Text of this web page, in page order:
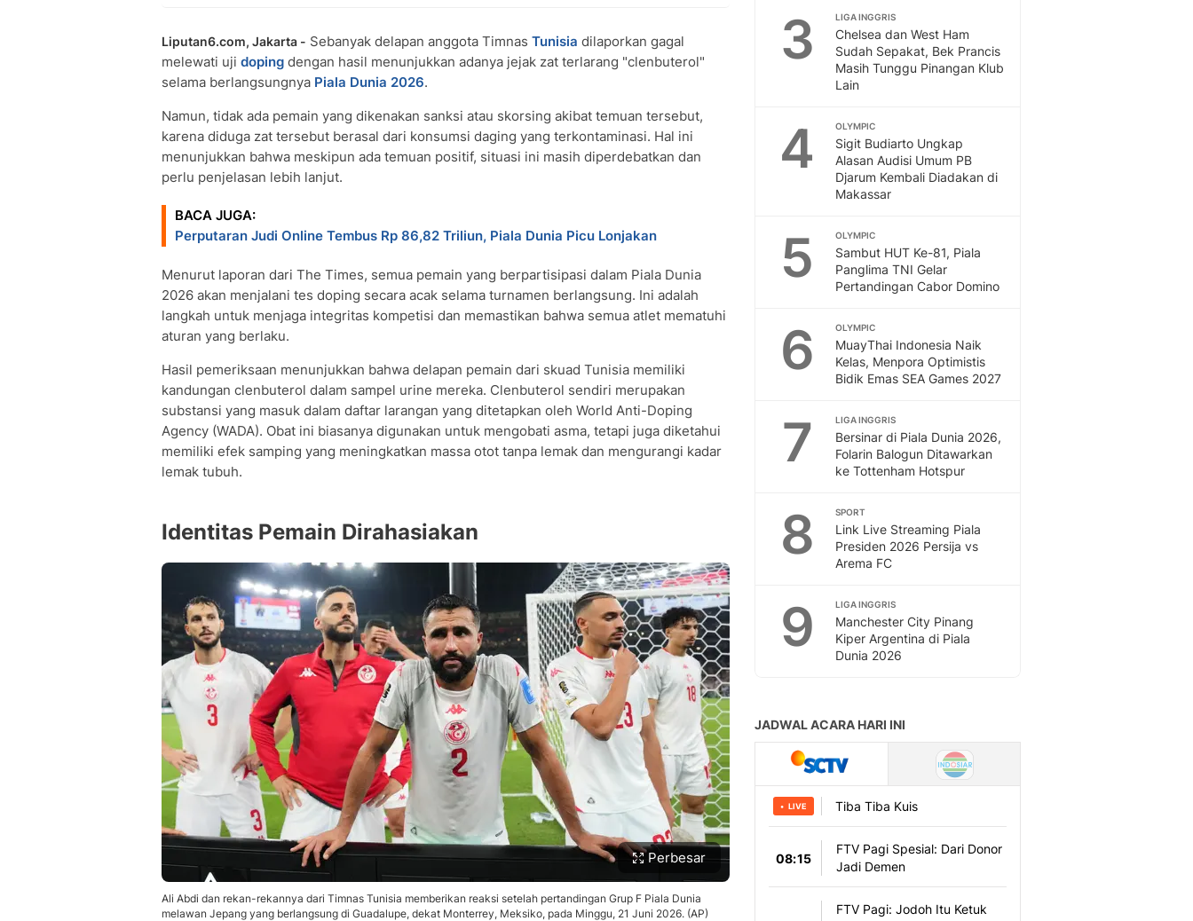
Liputan6.com, Jakarta - Sebanyak delapan anggota Timnas Tunisia dilaporkan gagal
melewati uji doping dengan hasil menunjukkan adanya jejak zat terlarang "clenbuterol"
selama berlangsungnya Piala Dunia 2026.
Namun, tidak ada pemain yang dikenakan sanksi atau skorsing akibat temuan tersebut,
karena diduga zat tersebut berasal dari konsumsi daging yang terkontaminasi. Hal ini
menunjukkan bahwa meskipun ada temuan positif, situasi ini masih diperdebatkan dan
perlu penjelasan lebih lanjut.
BACA JUGA:
Perputaran Judi Online Tembus Rp 86,82 Triliun, Piala Dunia Picu Lonjakan
Menurut laporan dari The Times, semua pemain yang berpartisipasi dalam Piala Dunia
2026 akan menjalani tes doping secara acak selama turnamen berlangsung. Ini adalah
langkah untuk menjaga integritas kompetisi dan memastikan bahwa semua atlet mematuhi
aturan yang berlaku.
Hasil pemeriksaan menunjukkan bahwa delapan pemain dari skuad Tunisia memiliki
kandungan clenbuterol dalam sampel urine mereka. Clenbuterol sendiri merupakan
substansi yang masuk dalam daftar larangan yang ditetapkan oleh World Anti-Doping
Agency (WADA). Obat ini biasanya digunakan untuk mengobati asma, tetapi juga diketahui
memiliki efek samping yang meningkatkan massa otot tanpa lemak dan mengurangi kadar
lemak tubuh.
Identitas Pemain Dirahasiakan
Perbesar
Ali Abdi dan rekan-rekannya dari Timnas Tunisia memberikan reaksi setelah pertandingan Grup F Piala Dunia
melawan Jepang yang berlangsung di Guadalupe, dekat Monterrey, Meksiko, pada Minggu, 21 Juni 2026. (AP)
3 LIGA INGGRIS
Chelsea dan West Ham
Sudah Sepakat, Bek Prancis
Masih Tunggu Pinangan Klub
Lain
4 OLYMPIC
Sigit Budiarto Ungkap
Alasan Audisi Umum PB
Djarum Kembali Diadakan di
Makassar
5 OLYMPIC
Sambut HUT Ke-81, Piala
Panglima TNI Gelar
Pertandingan Cabor Domino
6 OLYMPIC
MuayThai Indonesia Naik
Kelas, Menpora Optimistis
Bidik Emas SEA Games 2027
7 LIGA INGGRIS
Bersinar di Piala Dunia 2026,
Folarin Balogun Ditawarkan
ke Tottenham Hotspur
8 SPORT
Link Live Streaming Piala
Presiden 2026 Persija vs
Arema FC
9 LIGA INGGRIS
Manchester City Pinang
Kiper Argentina di Piala
Dunia 2026